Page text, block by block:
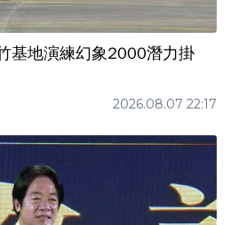
基地演練幻象2000潛力掛
2026.08.07 22:17